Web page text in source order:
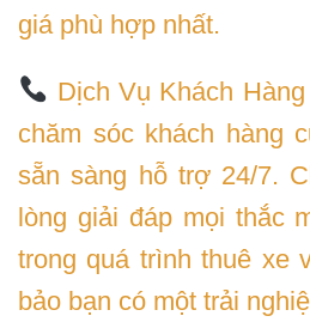
giá phù hợp nhất.
Dịch Vụ Khách
chăm sóc khách hàng
sẵn sàng hỗ trợ 24/7.
lòng giải đáp mọi thắc
trong quá trình thuê xe
bảo bạn có một trải